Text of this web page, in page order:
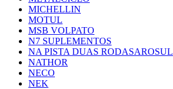
MICHELLIN
MOTUL
MSB VOLPATO
N7 SUPLEMENTOS
NA PISTA DUAS RODASAROSUL
NATHOR
NECO
NEK